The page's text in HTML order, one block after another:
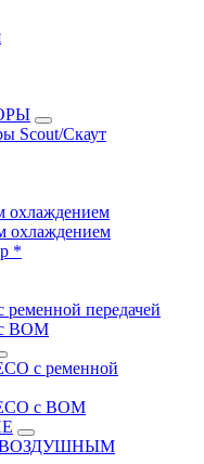
Scout/Скаут
охлаждением
охлаждением
*
передачей
с ВОМ
с ременной
ЕСО с ВОМ